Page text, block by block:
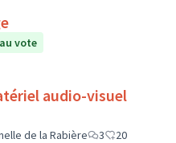
vote
audio-visuel
de la Rabière 3
20